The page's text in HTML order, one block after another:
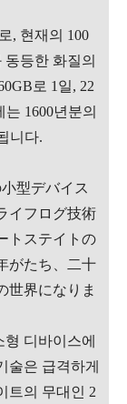
, 현재의 100
등한 화질의
로 1일, 22
1600년분의
니다.
型デバイス
イフログ技術
トステイトの
がたち、二十
世界になりま
디바이스에
술은 급격하게
트의 무대인 2